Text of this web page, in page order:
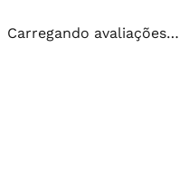
Carregando avaliações…